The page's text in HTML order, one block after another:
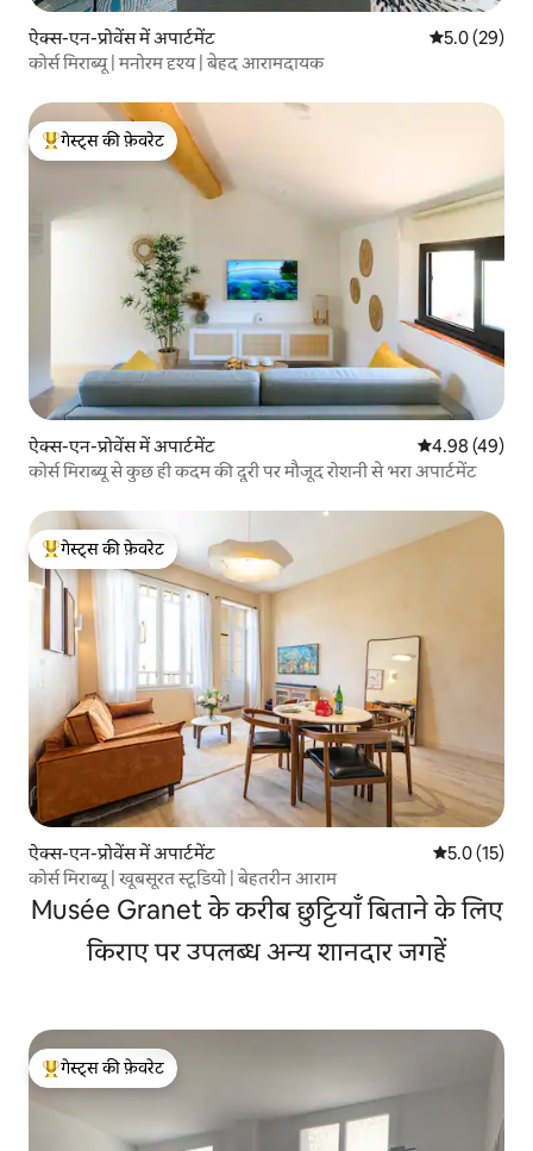
ऐक्स-एन-प्रोवेंस में अपार्टमेंट औसत रेटिंग 5
5.0 (29)
कोर्स मिराब्यू | मनोरम दृश्य | बेहद आरामदायक
गेस्ट्स का टॉप फ़ेवरेट
गेस्ट्स की फ़ेवरेट
ऐक्स-एन-प्रोवेंस में अपार्टमेंट औसत रेटिंग 5 में
4.98 (49)
कोर्स मिराब्यू से कुछ ही कदम की दूरी पर मौजूद रोशनी से भरा अपार्टमेंट
गेस्ट्स का टॉप फ़ेवरेट
गेस्ट्स की फ़ेवरेट
ऐक्स-एन-प्रोवेंस में अपार्टमेंट औसत रेटिंग 5
5.0 (15)
कोर्स मिराब्यू | खूबसूरत स्टूडियो | बेहतरीन आराम
Musée Granet के करीब छुट्टियाँ बिताने के लिए
किराए पर उपलब्ध अन्य शानदार जगहें
गेस्ट्स का टॉप फ़ेवरेट
गेस्ट्स की फ़ेवरेट